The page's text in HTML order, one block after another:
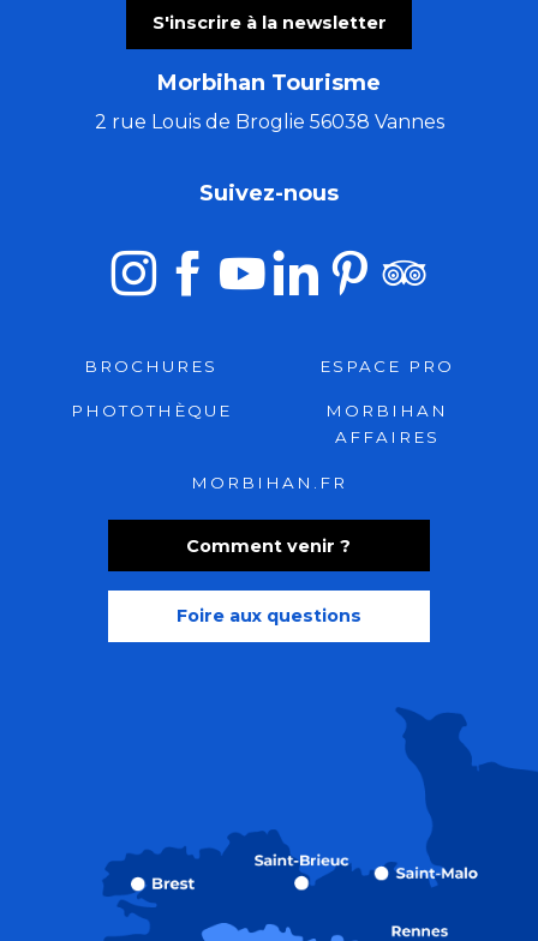
Initiation Kizomba & soirée SBK (Salsa Batchata
Course cycliste de Toul an Chy
Fête de la Sardine
Du Val Sans Retour au Graal avec Pauline
S'inscrire à la newsletter
Morbihan Tourisme
2 rue Louis de Broglie 56038 Vannes
Comment venir ?
Foire aux questions
Suivez-nous
BROCHURES ESPACE PRO
PHOTOTHÈQUE
MORBIHAN
AFFAIRES
MORBIHAN.FR